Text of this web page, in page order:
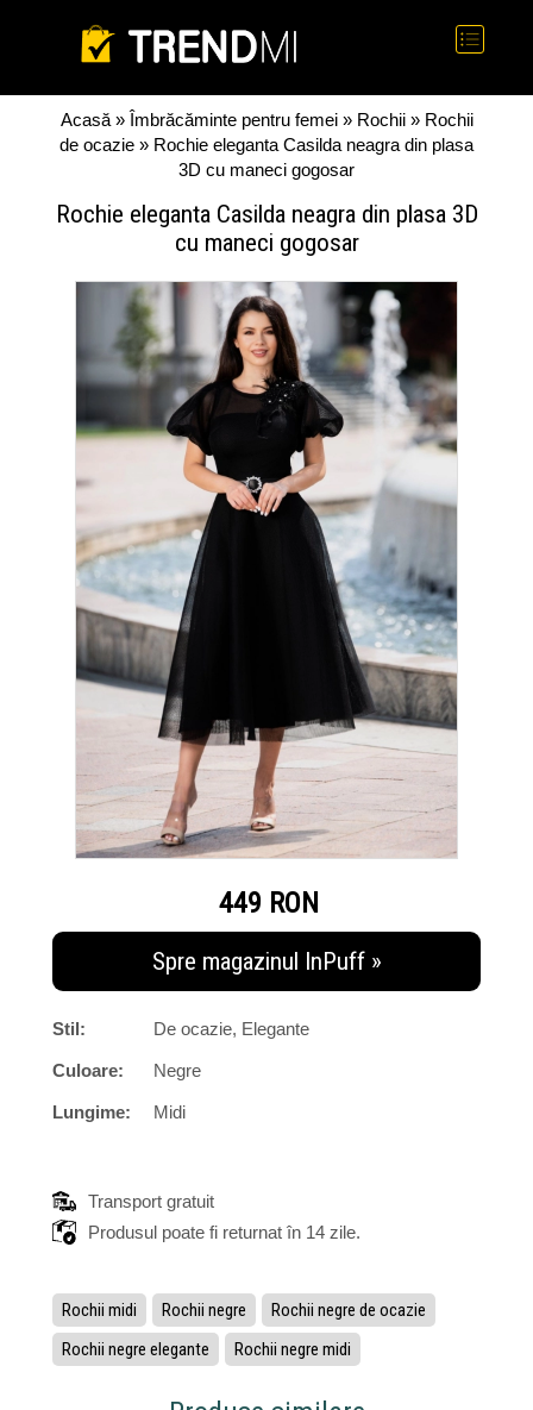
Acasă» Îmbrăcăminte pentru femei» Rochii» Rochii
de ocazie » Rochie eleganta Casilda neagra din plasa
3D cu maneci gogosar
Rochie eleganta Casilda neagra din plasa 3D
cu maneci gogosar
449 RON
Spre magazinul InPuff »
Stil: De ocazie, Elegante
Culoare: Negre
Lungime: Midi
Transport gratuit
Produsul poate fi returnat în 14 zile.
Rochii midi Rochii negre
Rochii negre de ocazie
Rochii negre elegante
Rochii negre midi